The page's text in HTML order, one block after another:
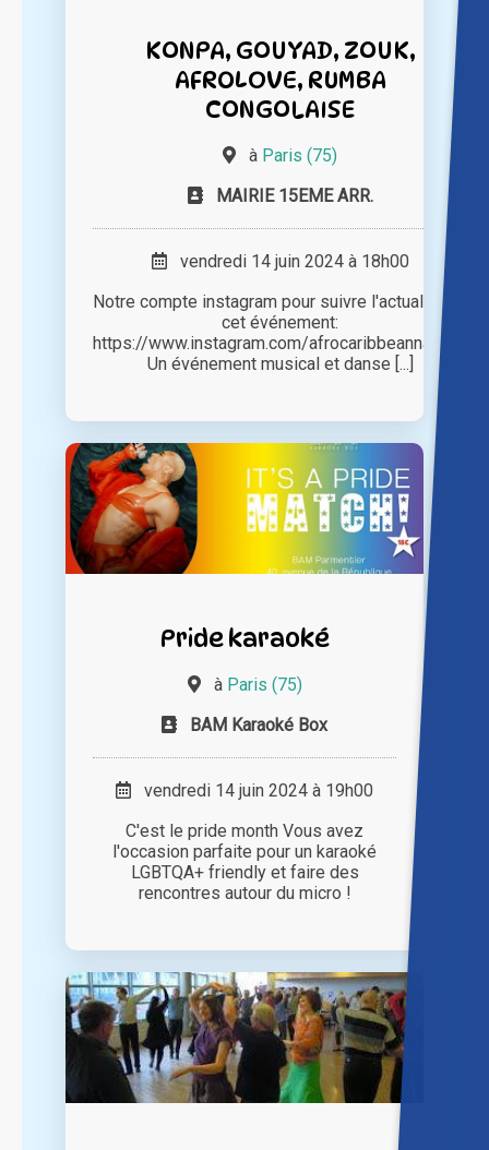
KONPA, GOUYAD, ZOUK,
AFROLOVE, RUMBA
CONGOLAISE
à Paris (75)
MAIRIE 15EME ARR.
vendredi 14 juin 2024 à 18h00
Notre compte instagram pour suivre l'actualité de
cet événement:
https://www.instagram.com/afrocaribbeannation/
Un événement musical et danse [...]
Pride karaoké
à Paris (75)
BAM Karaoké Box
vendredi 14 juin 2024 à 19h00
C'est le pride month Vous avez
l'occasion parfaite pour un karaoké
LGBTQA+ friendly et faire des
rencontres autour du micro !